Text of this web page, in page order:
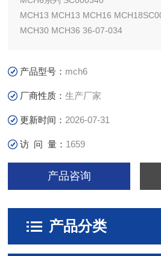
MCH13 MCH13 MCH16
MCH30 MCH36 36-07-034
产品型号： mch6
厂商性质：生产厂家
更新时间： 2026-07-31
访 问 量： 1659
产品咨询
产品分类